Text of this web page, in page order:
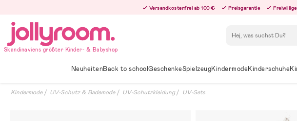
innehållet
Versandkostenfrei ab 100 € Preisgarantie
Skandinaviens größter Kinder- & Babyshop
NeuheitenBack to schoolGeschenkeSpielzeugKindermodeKinderschuhe
Kindermode UV-Schutz & Bademode UV-Schutzkleidung UV-Sets